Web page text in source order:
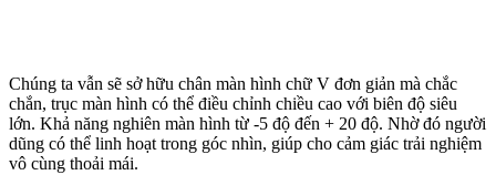
Chúng ta vẫn sẽ sở hữu chân màn hình chữ V đơn giản mà chắc
chắn, trục màn hình có thể điều chỉnh chiều cao với biên độ siêu
lớn. Khả năng nghiên màn hình từ -5 độ đến + 20 độ. Nhờ đó người
dũng có thể linh hoạt trong góc nhìn, giúp cho cảm giác trải nghiệm
vô cùng thoải mái.